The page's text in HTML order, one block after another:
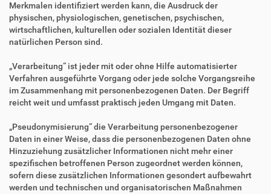
Merkmalen identifiziert werden kann, die Ausdruck der
physischen, physiologischen, genetischen, psychischen,
wirtschaftlichen, kulturellen oder sozialen Identität dieser
natürlichen Person sind.
„Verarbeitung“ ist jeder mit oder ohne Hilfe automatisierter
Verfahren ausgeführte Vorgang oder jede solche Vorgangsreihe
im Zusammenhang mit personenbezogenen Daten. Der Begriff
reicht weit und umfasst praktisch jeden Umgang mit Daten.
„Pseudonymisierung“ die Verarbeitung personenbezogener
Daten in einer Weise, dass die personenbezogenen Daten ohne
Hinzuziehung zusätzlicher Informationen nicht mehr einer
spezifischen betroffenen Person zugeordnet werden können,
sofern diese zusätzlichen Informationen gesondert aufbewahrt
werden und technischen und organisatorischen Maßnahmen